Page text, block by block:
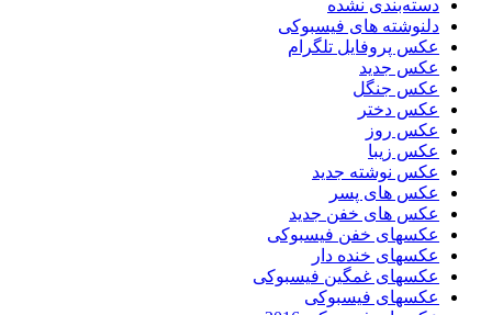
دسته‌بندی نشده
دلنوشته های فیسبوکی
عکس پروفایل تلگرام
عکس جدید
عکس جنگل
عکس دختر
عکس روز
عکس زیبا
عکس نوشته جدید
عکس های پسر
عکس های خفن جدید
عکسهای خفن فیسبوکی
عکسهای خنده دار
عکسهای غمگین فیسبوکی
عکسهای فیسبوکی